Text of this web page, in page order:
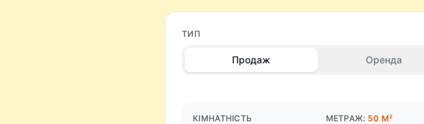
ТИП
Продаж Оренда
КІМНАТНІСТЬ МЕТРАЖ: 50 М²